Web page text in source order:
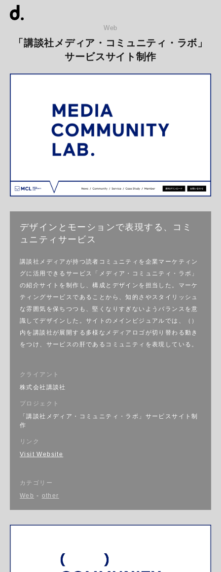
Web
「講談社メディア・コミュニティ・ラボ」
サービスサイト制作
デザインとモーションで表現する、コミ
ュニティサービス
講談社メディアが持つ読者コミュニティを企業マーケティン
グに活用できるサービス「メディア・コミュニティ・ラボ」
の紹介サイトを制作し、構成とデザインを担当した。マーケ
ティングサービスであることから、知的さやスタイリッシュ
な雰囲気を保ちつつも、堅くなりすぎないようバランスを意
識してデザインした。サイトのメインビジュアルでは、（）
内を講談社が展開する多様なメディアロゴが切り替わる動き
をつけ、サービスの肝であるコミュニティを表現している。
クライアント
株式会社講談社
プロジェクト
「講談社メディア・コミュニティ・ラボ」サービスサイト制
作
リンク
Visit Website
カテゴリー
Web - other